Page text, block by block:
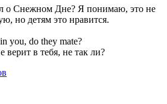
о Снежном Дне? Я понимаю, это не
но детям это нравится.
you, do they mate?
в тебя, не так ли?